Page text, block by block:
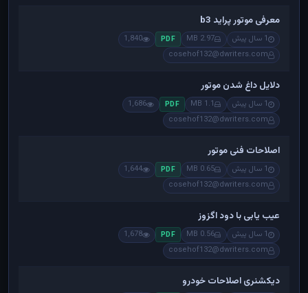
معرفی موتور پراید b3
1 سال پیش 2.97 MB
PDF
1,840
cosehof132@dwriters.com
دلایل داغ شدن موتور
1 سال پیش 1.1 MB
PDF
1,686
cosehof132@dwriters.com
اصلاحات فنی موتور
1 سال پیش 0.65 MB
PDF
1,644
cosehof132@dwriters.com
عیب یابی با دود اگزوز
1 سال پیش 0.56 MB
PDF
1,678
cosehof132@dwriters.com
دیکشنری اصلاحات خودرو